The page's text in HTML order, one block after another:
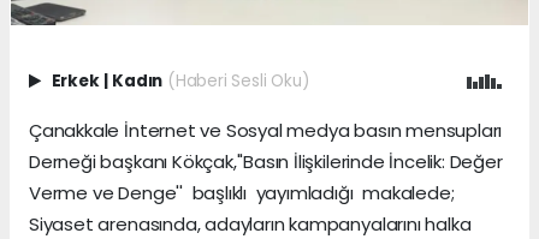
Erkek | Kadın (Haberi Sesli Oku)
Çanakkale İnternet ve Sosyal medya basın mensupları
Derneği başkanı Kökçak,''Basın İlişkilerinde İncelik: Değer
Verme ve Denge'' başlıklı yayımladığı makalede;
Siyaset arenasında, adayların kampanyalarını halka